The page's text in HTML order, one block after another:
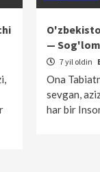
—
7 yil oldin
Ona
sevgan,
har bir